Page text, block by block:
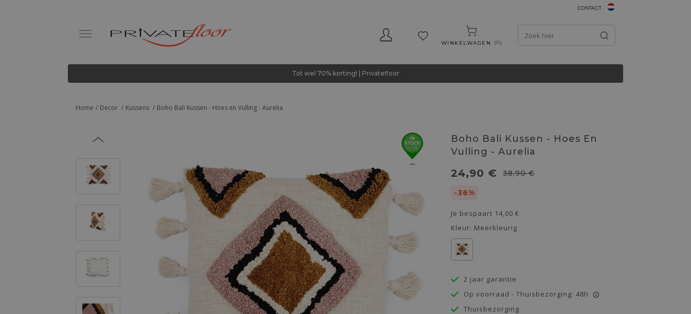
CONTACT
WINKELWAGEN 0
Tot wel 70% korting! | Privatefloor
Home Decor Kussens Boho Bali Kussen - Hoes en Vulling - Aurelia
Boho Bali Kussen - Hoes En
Vulling - Aurelia
24,90 € 38,90 €
-36%
Je bespaart 14,00 €
Kleur: Meerkleurig
2 jaar garantie
Op voorraad - Thuisbezorging: 48h
i
Thuisbezorging